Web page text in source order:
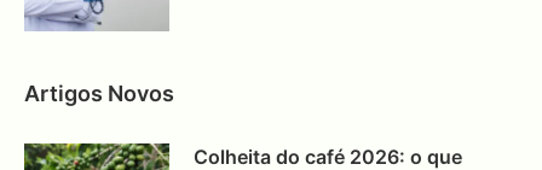
Artigos Novos
Colheita do café 2026: o que